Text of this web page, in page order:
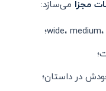
می‌سازد:
در داستان؛